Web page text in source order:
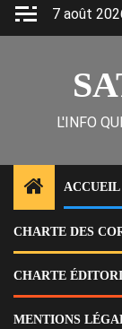
Skip
7 août
L'INFO
ACCUEIL
CHARTE DES
CHARTE
MENTIONS
Home
Actu
Nayib Bukele
crise en Haïti
À la Une Actu